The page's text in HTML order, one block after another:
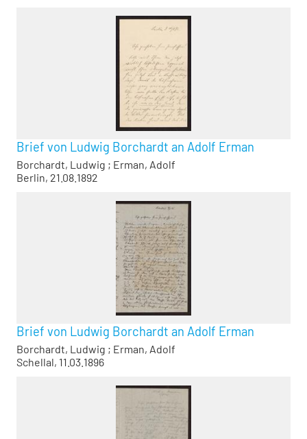
Brief von Ludwig Borchardt an Adolf Erman
Borchardt, Ludwig ; Erman, Adolf
Berlin, 21.08.1892
Brief von Ludwig Borchardt an Adolf Erman
Borchardt, Ludwig ; Erman, Adolf
Schellal, 11.03.1896